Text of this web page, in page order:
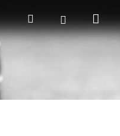
HledatPřihlášení